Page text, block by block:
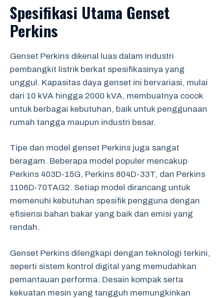
Spesifikasi Utama Genset
Perkins
Genset Perkins dikenal luas dalam industri
pembangkit listrik berkat spesifikasinya yang
unggul. Kapasitas daya genset ini bervariasi, mulai
dari 10 kVA hingga 2000 kVA, membuatnya cocok
untuk berbagai kebutuhan, baik untuk penggunaan
rumah tangga maupun industri besar.
Tipe dan model genset Perkins juga sangat
beragam. Beberapa model populer mencakup
Perkins 403D-15G, Perkins 804D-33T, dan Perkins
1106D-70TAG2. Setiap model dirancang untuk
memenuhi kebutuhan spesifik pengguna dengan
efisiensi bahan bakar yang baik dan emisi yang
rendah.
Genset Perkins dilengkapi dengan teknologi terkini,
seperti sistem kontrol digital yang memudahkan
pemantauan performa. Desain kompak serta
kekuatan mesin yang tangguh memungkinkan